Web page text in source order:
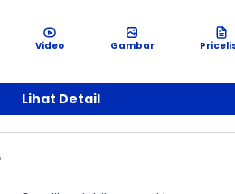
Video Gambar
Lihat Detail